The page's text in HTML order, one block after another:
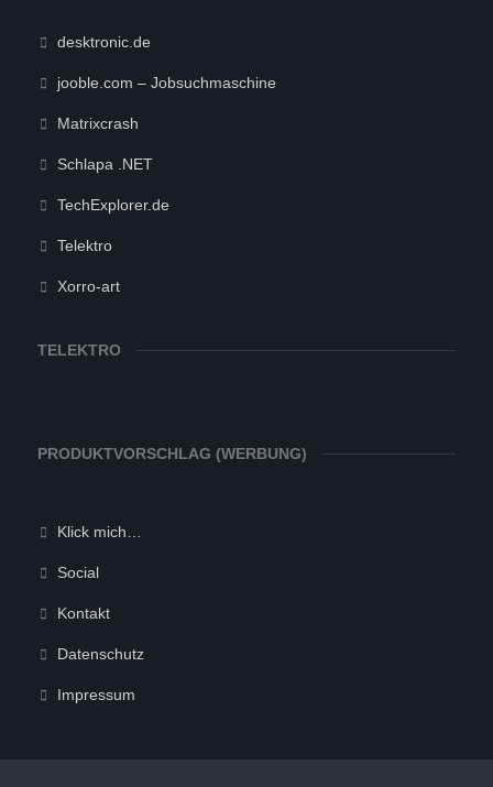
desktronic.de
jooble.com – Jobsuchmaschine
Matrixcrash
Schlapa .NET
TechExplorer.de
Telektro
Xorro-art
TELEKTRO
PRODUKTVORSCHLAG (WERBUNG)
Klick mich…
Social
Kontakt
Datenschutz
Impressum